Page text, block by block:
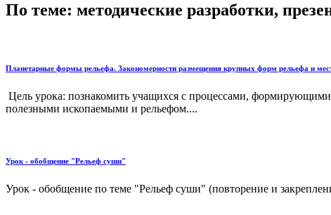
По теме: методические разработки,
Планетарные формы рельефа. Закономерности размещения крупных форм рельефа и
Цель урока: познакомить учащихся с процессами,
полезными ископаемыми и рельефом....
Урок - обобщение "Рельеф суши"
Урок - обобщение по теме "Рельеф суши" (повторение и